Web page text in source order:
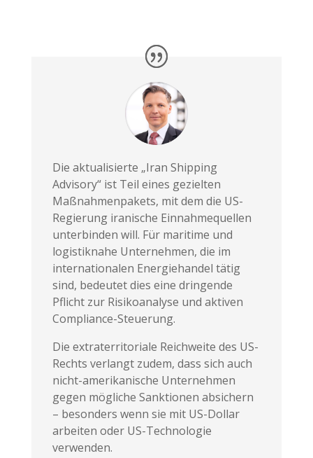
Die aktualisierte „Iran Shipping
Advisory“ ist Teil eines gezielten
Maßnahmenpakets, mit dem die US-
Regierung iranische Einnahmequellen
unterbinden will. Für maritime und
logistiknahe Unternehmen, die im
internationalen Energiehandel tätig
sind, bedeutet dies eine dringende
Pflicht zur Risikoanalyse und aktiven
Compliance-Steuerung.
Die extraterritoriale Reichweite des US-
Rechts verlangt zudem, dass sich auch
nicht-amerikanische Unternehmen
gegen mögliche Sanktionen absichern
– besonders wenn sie mit US-Dollar
arbeiten oder US-Technologie
verwenden.